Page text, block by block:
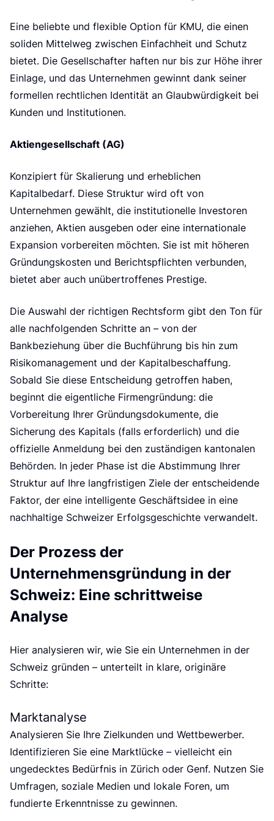
e
Eine beliebte und flexible Option für KMU, die einen
soliden Mittelweg zwischen Einfachheit und Schutz
bietet. Die Gesellschafter haften nur bis zur Höhe ihrer
Einlage, und das Unternehmen gewinnt dank seiner
formellen rechtlichen Identität an Glaubwürdigkeit bei
Kunden und Institutionen.
Aktiengesellschaft (AG)
Konzipiert für Skalierung und erheblichen
Kapitalbedarf. Diese Struktur wird oft von
Unternehmen gewählt, die institutionelle Investoren
anziehen, Aktien ausgeben oder eine internationale
Expansion vorbereiten möchten. Sie ist mit höheren
Gründungskosten und Berichtspflichten verbunden,
bietet aber auch unübertroffenes Prestige.
Die Auswahl der richtigen Rechtsform gibt den Ton für
alle nachfolgenden Schritte an – von der
Bankbeziehung über die Buchführung bis hin zum
Risikomanagement und der Kapitalbeschaffung.
Sobald Sie diese Entscheidung getroffen haben,
beginnt die eigentliche Firmengründung: die
Vorbereitung Ihrer Gründungsdokumente, die
Sicherung des Kapitals (falls erforderlich) und die
offizielle Anmeldung bei den zuständigen kantonalen
Behörden. In jeder Phase ist die Abstimmung Ihrer
Struktur auf Ihre langfristigen Ziele der entscheidende
Faktor, der eine intelligente Geschäftsidee in eine
nachhaltige Schweizer Erfolgsgeschichte verwandelt.
Der Prozess der
Unternehmensgründung in der
Schweiz: Eine schrittweise
Analyse
Hier analysieren wir, wie Sie ein Unternehmen in der
Schweiz gründen – unterteilt in klare, originäre
Schritte:
Marktanalyse
Analysieren Sie Ihre Zielkunden und Wettbewerber.
Identifizieren Sie eine Marktlücke – vielleicht ein
ungedecktes Bedürfnis in Zürich oder Genf. Nutzen Sie
Umfragen, soziale Medien und lokale Foren, um
fundierte Erkenntnisse zu gewinnen.